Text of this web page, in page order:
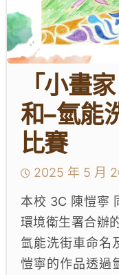
下載區
「小畫
和–氫能
比賽
2025 年 5 月
本校 3C 陳愷寧
環境衛生署合辦
氫能洗街車命名
愷寧的作品透過